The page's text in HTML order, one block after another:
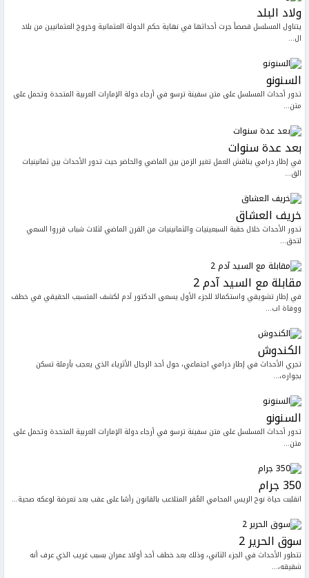
ولاد البلد
يتناول المسلسل قصصاً جرت أحداثها في نهاية حكم الدولة العثمانية وخروج العثمانيين من بلاد
ال...
السنونو
تدور أحداث المسلسل على متن سفينة ترسو في أرجاء دولة الإمارات العربية المتحدة وتحمل على
متن...
بعد عدة سنوات
في إطار درامي يناقش العمل تغير الزمن بين الماضي والحاضر حيث تدور الأحداث بين ثمانينيات
الق...
خريف العشاق
تدور الأحداث خلال حقبة السبعينيات والثمانينيات من القرن الماضي لثلاث شباب قرروا السعي
لتحق...
مقابلة مع السيد آدم 2
في إطار تشويقي واستكمالا للجزء الأول يسعى الدكتور آدم لكشف المتسبب الحقيقي في خطف
ووفاة اب...
الكندوش
تجري الأحداث في إطار درامي اجتماعي، حول أحد الرجال الأثرياء الذي يعجب بأرملة تسكن
بجواره،...
السنونو
تدور أحداث المسلسل على متن سفينة ترسو في أرجاء دولة الإمارات العربية المتحدة وتحمل على
متن...
350 جرام
انقلبت حياة نوح الريس المحامي العُقر المتلاعب بالقانون رأسًا على عقب بعد تعرضة لوعكه صحية...
سوق الحرير 2
تتطور الأحداث في الجزء الثاني، وذلك بعد خطف أحد أولاد عمران بسبب غريب الذي عرف أنه
شقيقه،...